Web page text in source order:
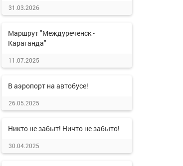
31.03.2026
Маршрут "Междуреченск -
Караганда"
11.07.2025
В аэропорт на автобусе!
26.05.2025
Никто не забыт! Ничто не забыто!
30.04.2025